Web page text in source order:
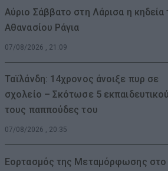
Αύριο Σάββατο στη Λάρισα η κηδεία
Αθανασίου Ράγια
07/08/2026 , 21:09
Ταϊλάνδη: 14χρονος άνοιξε πυρ σε
σχολείο – Σκότωσε 5
τους παππούδες του
07/08/2026 , 20:35
Εορτασμός της Μεταμόρφωσης στο